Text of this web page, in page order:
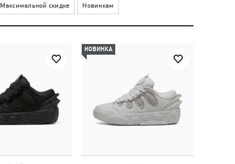
Максимальной скидке Новинкам
НОВИНКА